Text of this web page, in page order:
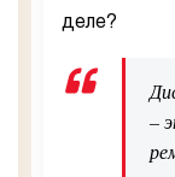
деле?
–